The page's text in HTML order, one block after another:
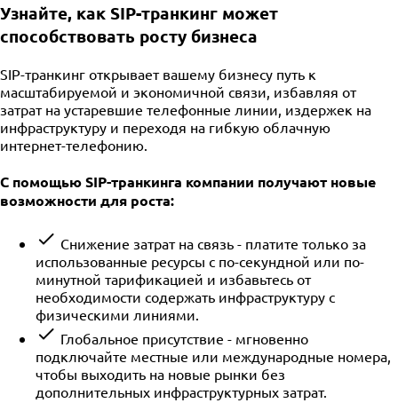
Узнайте, как SIP-транкинг может
способствовать росту бизнеса
SIP-транкинг открывает вашему бизнесу путь к
масштабируемой и экономичной связи, избавляя от
затрат на устаревшие телефонные линии, издержек на
инфраструктуру и переходя на гибкую облачную
интернет-телефонию.
С помощью SIP-транкинга компании получают новые
возможности для роста:
Снижение затрат на связь - платите только за
использованные ресурсы с по-секундной или по-
минутной тарификацией и избавьтесь от
необходимости содержать инфраструктуру с
физическими линиями.
Глобальное присутствие - мгновенно
подключайте местные или международные номера,
чтобы выходить на новые рынки без
дополнительных инфраструктурных затрат.